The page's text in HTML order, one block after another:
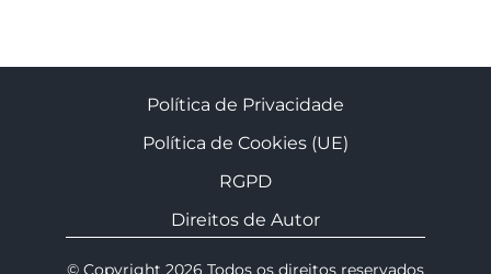
Política de Privacidade
Política de Cookies (UE)
RGPD
Direitos de Autor
© Copyright 2026 Todos os direitos reservados